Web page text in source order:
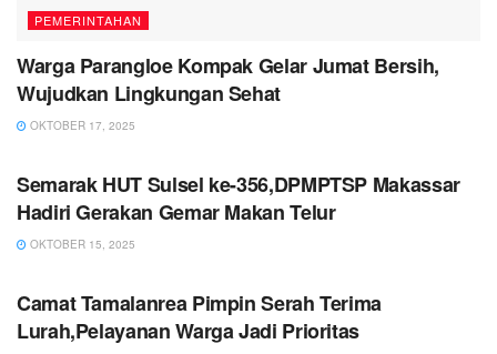
PEMERINTAHAN
Warga Parangloe Kompak Gelar Jumat Bersih,
Wujudkan Lingkungan Sehat
OKTOBER 17, 2025
Semarak HUT Sulsel ke-356,DPMPTSP Makassar
Hadiri Gerakan Gemar Makan Telur
OKTOBER 15, 2025
Camat Tamalanrea Pimpin Serah Terima
Lurah,Pelayanan Warga Jadi Prioritas